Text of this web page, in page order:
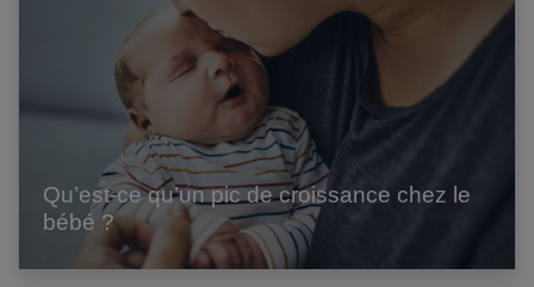
Qu’est-ce qu’un pic de croissance chez le
bébé ?